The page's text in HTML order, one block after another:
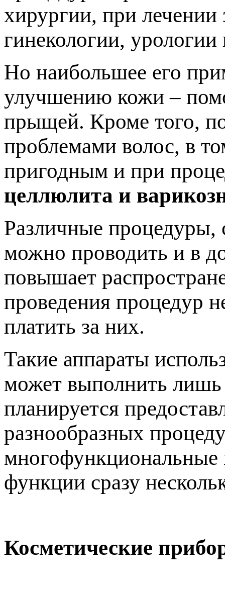
хирургии, при лечении
гинекологии, урологии
Но наибольшее его
улучшению кожи –
прыщей. Кроме того,
проблемами волос, в
пригодным и при
целлюлита и
Различные процедуры,
можно проводить и в
повышает
проведения процедур
платить за них.
Такие аппараты
может выполнить
планируется
разнообразных
многофункциональные
функции сразу
Косметические